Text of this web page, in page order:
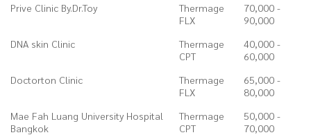
Prive Clinic By.Dr.Toy
Thermage
FLX
70,000 -
90,000
DNA skin Clinic
Thermage
CPT
40,000 -
60,000
Doctorton Clinic
Thermage
FLX
65,000 -
80,000
Mae Fah Luang University Hospital
Bangkok
Thermage
CPT
50,000 -
70,000